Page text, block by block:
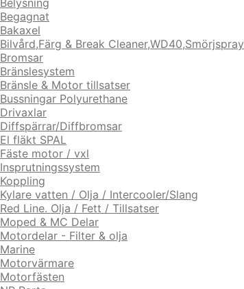
Belysning
Begagnat
Bakaxel
Bilvård,Färg & Break Cleaner,WD40,Smörjspray
Bromsar
Bränslesystem
Bränsle & Motor tillsatser
Bussningar Polyurethane
Drivaxlar
Diffspärrar/Diffbromsar
El fläkt SPAL
Fäste motor / vxl
Insprutningssystem
Koppling
Kylare vatten / Olja / Intercooler/Slang
Red Line. Olja / Fett / Tillsatser
Moped & MC Delar
Motordelar - Filter & olja
Marine
Motorvärmare
Motorfästen